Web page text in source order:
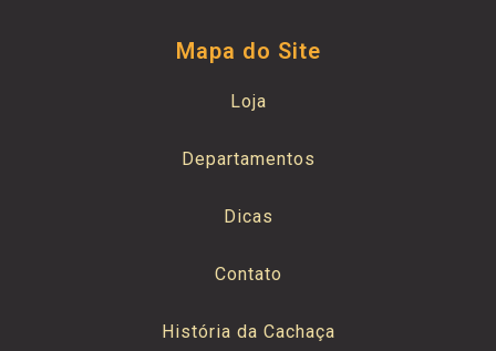
Mapa do Site
Loja
Departamentos
Dicas
Contato
História da Cachaça